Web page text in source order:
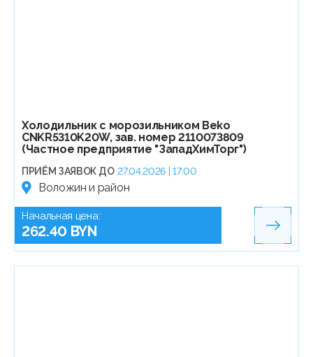
Холодильник с морозильником Beko
CNKR5310K20W, зав. номер 2110073809
(Частное предприятие "ЗападХимТорг")
ПРИЁМ ЗАЯВОК ДО 27.04.2026 | 17:00
Воложин и район
Начальная цена:
262.40 BYN